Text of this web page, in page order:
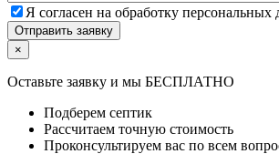
Я согласен на обработку персональных
×
Оставьте заявку и мы БЕСПЛАТНО
Подберем септик
Рассчитаем точную стоимость
Проконсультируем вас по всем